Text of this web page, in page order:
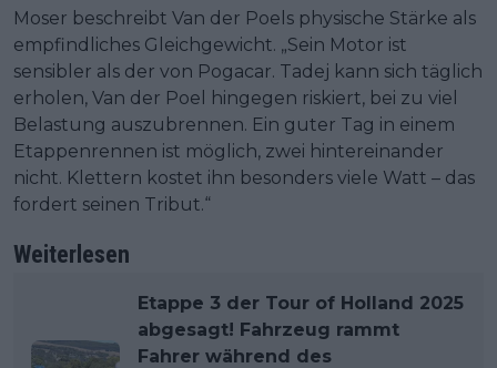
Moser beschreibt Van der Poels physische Stärke als
empfindliches Gleichgewicht. „Sein Motor ist
sensibler als der von Pogacar. Tadej kann sich täglich
erholen, Van der Poel hingegen riskiert, bei zu viel
Belastung auszubrennen. Ein guter Tag in einem
Etappenrennen ist möglich, zwei hintereinander
nicht. Klettern kostet ihn besonders viele Watt – das
fordert seinen Tribut.“
Weiterlesen
Etappe 3 der Tour of Holland 2025
abgesagt! Fahrzeug rammt
Fahrer während des